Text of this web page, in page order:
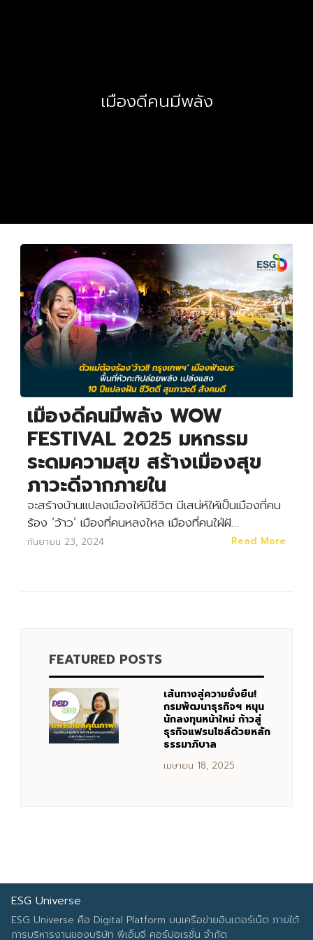
Search
Search
เมืองดีคนมีพลัง
เมืองดีคนมีพลัง WOW
FESTIVAL 2025 มหกรรม
ระดมความสุข สร้างเมืองสุข
ภาวะดีจากภายใน
จะสร้างบ้านแปลงเมืองให้มีชีวิต มีเสน่ห์ให้เป็นเมืองที่คน
ร้อง ‘ว้าว’ เมืองที่คนหลงใหล เมืองที่คนใฝ่ฝั…
กันยายน 23, 2024 Read More
FEATURED POSTS
เส้นทางสู่ความยั่งยืน!
กรมพัฒนาธุรกิจฯ หนุน
นักลงทุนหน้าใหม่ ก้าวสู่
ธุรกิจแฟรนไชส์ด้วยหลัก
ธรรมาภิบาล
เมษายน 18, 2025
ESG Universe
ESG Universe คือ Digital Platform บนเครือข่ายอินเตอร์เน็ต ภายใต้
การบริหารงานของบริษัท พีเอ็มจี คอร์ปอเรชั่น จำกัด